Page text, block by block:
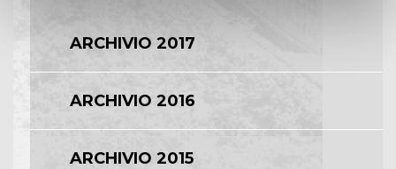
ARCHIVIO 2017
ARCHIVIO 2016
ARCHIVIO 2015